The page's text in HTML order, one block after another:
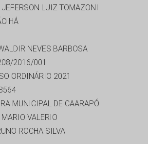
JEFERSON LUIZ TOMAZONI
HÁ
NEVES BARBOSA
2016/001
ORDINÁRIO 2021
MUNICIPAL DE CAARAPÓ
MARIO VALERIO
ROCHA SILVA